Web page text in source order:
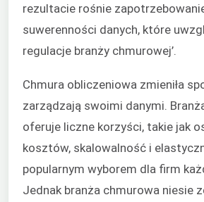
rezultacie rośnie
suwerenności danych, które
regulacje branży chmurowej’.
Chmura obliczeniowa zmieniła
zarządzają swoimi danymi.
oferuje liczne korzyści, takie jak
kosztów, skalowalność i
popularnym wyborem dla firm
Jednak branża chmurowa niesie